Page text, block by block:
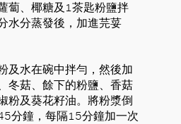
蔔、椰糖及1茶匙粉鹽拌
水分蒸發後，加進芫荽
及水在碗中拌勻，然後加
冬菇、餘下的粉鹽、香菇
粉及葵花籽油。將粉漿倒
分鐘，每隔15分鐘加一次